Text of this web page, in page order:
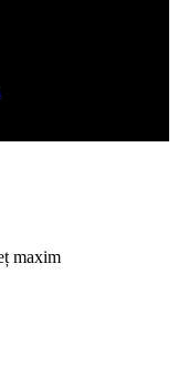
maxim